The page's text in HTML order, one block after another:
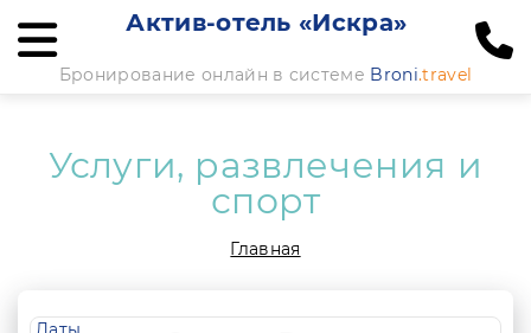
Актив-отель «Искра»
Бронирование онлайн в системе Broni.travel
Услуги, развлечения и
спорт
Главная